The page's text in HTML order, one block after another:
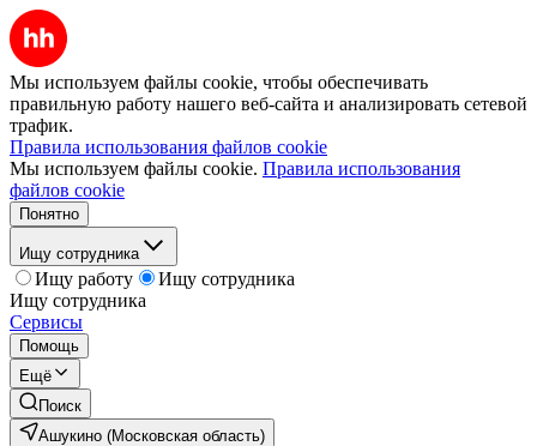
Мы используем файлы cookie, чтобы обеспечивать
правильную работу нашего веб-сайта и анализировать сетевой
трафик.
Правила использования файлов cookie
Мы используем файлы cookie. Правила использования
файлов cookie
Понятно
Ищу сотрудника
Ищу работу
Ищу сотрудника
Ищу сотрудника
Сервисы
Помощь
Ещё
Поиск
Ашукино (Московская область)